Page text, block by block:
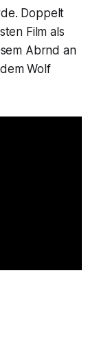
Doppelt
Film als
Abrnd an
Wolf